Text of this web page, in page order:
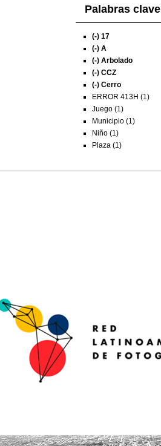
Palabras clave
(-) 17
(-) A
(-) Arbolado
(-) CCZ
(-) Cerro
ERROR 413H (1)
Juego (1)
Municipio (1)
Niño (1)
Plaza (1)